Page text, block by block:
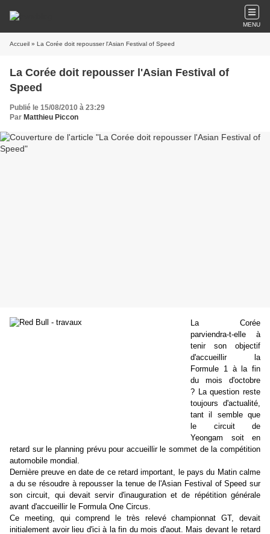
MENU
Accueil » La Corée doit repousser l'Asian Festival of Speed
La Corée doit repousser l'Asian Festival of
Speed
Publié le 15/08/2010 à 23:29
Par Matthieu Piccon
La Corée
parviendra-t-elle à
tenir son objectif
d'accueillir la
Formule 1 à la fin
du mois d'octobre
? La question reste
toujours d'actualité,
tant il semble que
le circuit de
Yeongam soit en
retard sur le planning prévu pour accueillir le sommet de la compétition
automobile mondial.
Dernière preuve en date de ce retard important, le pays du Matin calme
a du se résoudre à repousser la tenue de l'Asian Festival of Speed sur
son circuit, qui devait servir d'inauguration et de répétition générale
avant d'accueillir le Formula One Circus.
Ce meeting, qui comprend le très relevé championnat GT, devait
initialement avoir lieu d'ici à la fin du mois d'aout. Mais devant le retard